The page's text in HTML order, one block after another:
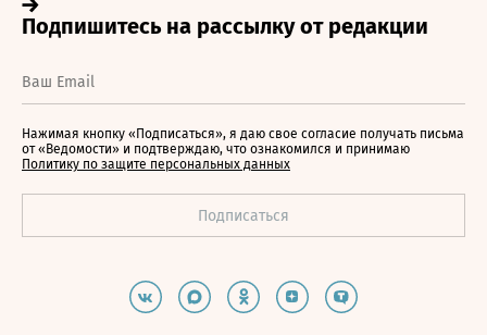
Нажимая кнопку «Подписаться», я даю свое согласие получать письма
от «Ведомости» и подтверждаю, что ознакомился и принимаю
Политику по защите персональных данных